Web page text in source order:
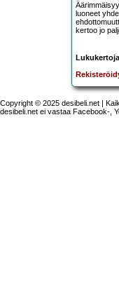
luoneet
kertoo jo
Copyright © 2025 desibeli.net |
desibeli.net ei vastaa Facebook-,